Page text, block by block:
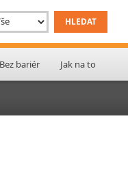
Bez bariér Jak na to